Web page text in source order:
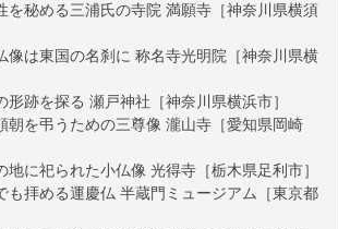
を秘める三浦氏の寺院 満願寺［神奈川県横須
像は東国の名刹に 称名寺光明院［神奈川県横
跡を探る 瀬戸神社［神奈川県横浜市］
朝を弔うための三尊像 瀧山寺［愛知県岡崎
に祀られた小仏像 光得寺［栃木県足利市］
も拝める運慶仏 半蔵門ミュージアム［東京都